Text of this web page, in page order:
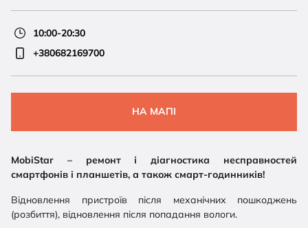
MobiStar – ремонт і діагностика несправностей
смартфонів і планшетів, а також смарт-годинників!
Відновлення пристроїв після механічних пошкоджень
(розбиття), відновлення після попадання вологи.
10:00-20:30
+380682169700
НА МАПІ